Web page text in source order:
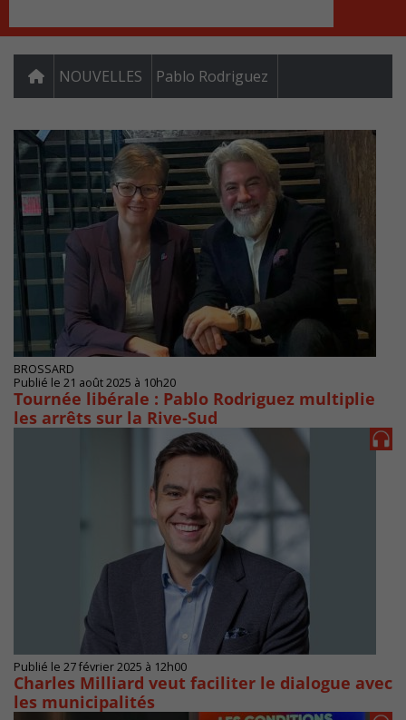
NOUVELLES Pablo Rodriguez
BROSSARD
Publié le 21 août 2025 à 10h20
Tournée libérale : Pablo Rodriguez multiplie
les arrêts sur la Rive-Sud
Publié le 27 février 2025 à 12h00
Charles Milliard veut faciliter le dialogue avec
les municipalités